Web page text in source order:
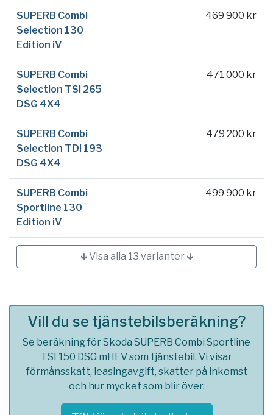
SUPERB Combi
Selection 130
Edition iV
469 900 kr
SUPERB Combi
Selection TSI 265
DSG 4X4
471 000 kr
SUPERB Combi
Selection TDI 193
DSG 4X4
479 200 kr
SUPERB Combi
Sportline 130
Edition iV
499 900 kr
🡳 Visa alla 13 varianter 🡳
Vill du se tjänstebilsberäkning?
Se beräkning för Skoda SUPERB Combi Sportline
TSI 150 DSG mHEV som tjänstebil. Vi visar
förmånsskatt, leasingavgift, skatter på inkomst
och hur mycket som blir över.